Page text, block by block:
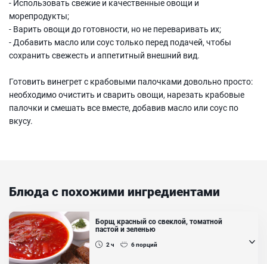
- Использовать свежие и качественные овощи и
морепродукты;
- Варить овощи до готовности, но не переваривать их;
- Добавить масло или соус только перед подачей, чтобы
сохранить свежесть и аппетитный внешний вид.
Готовить винегрет с крабовыми палочками довольно просто:
необходимо очистить и сварить овощи, нарезать крабовые
палочки и смешать все вместе, добавив масло или соус по
вкусу.
Блюда с похожими ингредиентами
Борщ красный со свеклой, томатной
пастой и зеленью
2 ч 6порций